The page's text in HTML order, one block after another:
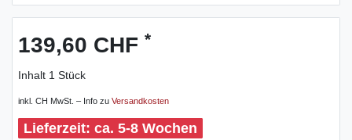
139,60 CHF *
Inhalt 1 Stück
inkl. CH MwSt. – Info zu Versandkosten
ca. 5-8 Wochen